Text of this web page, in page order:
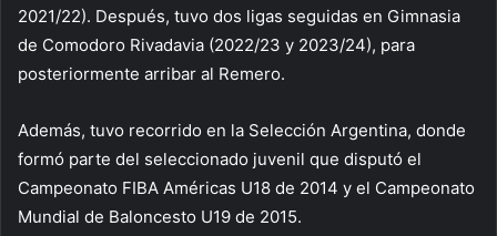
2021/22). Después, tuvo dos ligas seguidas en Gimnasia
de Comodoro Rivadavia (2022/23 y 2023/24), para
posteriormente arribar al Remero.
Además, tuvo recorrido en la Selección Argentina, donde
formó parte del seleccionado juvenil que disputó el
Campeonato FIBA Américas U18 de 2014 y el Campeonato
Mundial de Baloncesto U19 de 2015.